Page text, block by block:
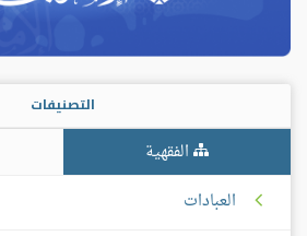
التصنيفات
الفقهية
العبادات